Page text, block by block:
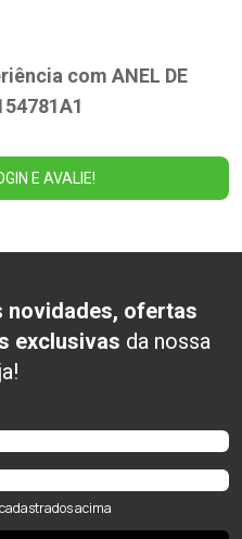
com ANEL DE
E AVALIE!
novidades, ofertas
exclusivas da nossa
acima